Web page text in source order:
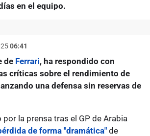
en el equipo.
06:41
de Ferrari, ha respondido con
críticas sobre el rendimiento de
una defensa sin reservas de
la prensa tras el GP de Arabia
de forma "dramática"de